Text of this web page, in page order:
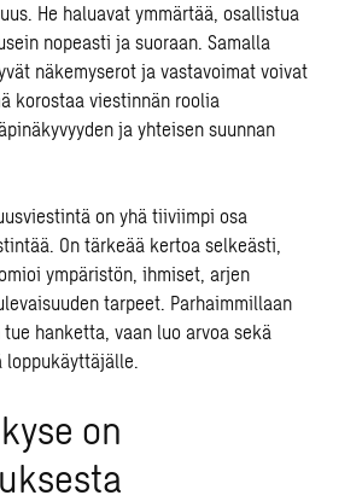
He haluavat ymmärtää, osallistua
nopeasti ja suoraan. Samalla
näkemyserot ja vastavoimat voivat
korostaa viestinnän roolia
ja yhteisen suunnan
on yhä tiiviimpi osa
On tärkeää kertoa selkeästi,
ympäristön, ihmiset, arjen
tarpeet. Parhaimmillaan
hanketta, vaan luo arvoa sekä
on